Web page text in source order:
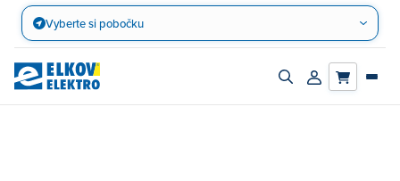
Přejít
obsah
Vyberte si pobočku
Zapnout/vypnout
Přihlásit/